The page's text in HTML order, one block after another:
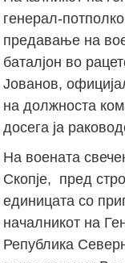
генерал-
предавање на
баталјон во
Јованов,
на должноста
досега ја
На воената
Скопје, пред
единицата со
началникот на
Република